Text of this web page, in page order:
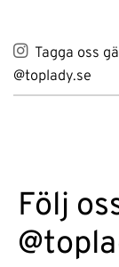
Tagga oss
@toplady.se
Följ